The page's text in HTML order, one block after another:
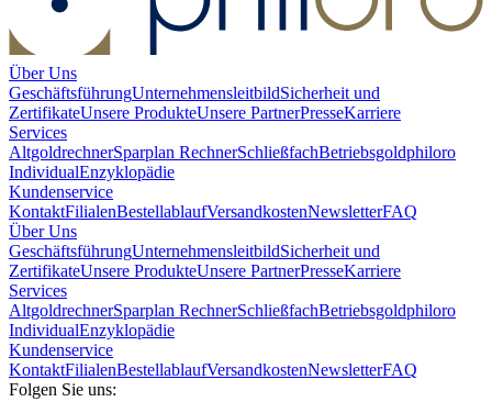
Über Uns
GeschäftsführungUnternehmensleitbildSicherheit und
ZertifikateUnsere ProdukteUnsere PartnerPresseKarriere
Services
AltgoldrechnerSparplan RechnerSchließfachBetriebsgoldphiloro
IndividualEnzyklopädie
Kundenservice
KontaktFilialenBestellablaufVersandkostenNewsletterFAQ
Über Uns
GeschäftsführungUnternehmensleitbildSicherheit und
ZertifikateUnsere ProdukteUnsere PartnerPresseKarriere
Services
AltgoldrechnerSparplan RechnerSchließfachBetriebsgoldphiloro
IndividualEnzyklopädie
Kundenservice
KontaktFilialenBestellablaufVersandkostenNewsletterFAQ
Folgen Sie uns: